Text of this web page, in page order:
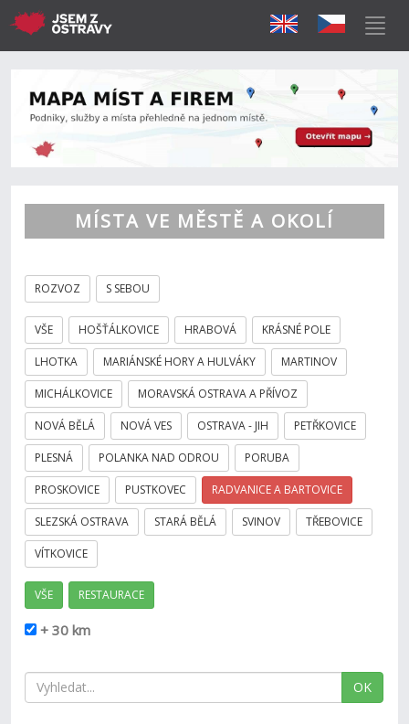
MÍSTA VE MĚSTĚ A OKOLÍ
ROZVOZ S SEBOU
VŠE HOŠŤÁLKOVICE HRABOVÁ KRÁSNÉ POLE
LHOTKA MARIÁNSKÉ HORY A HULVÁKY MARTINOV
MICHÁLKOVICE MORAVSKÁ OSTRAVA A PŘÍVOZ
NOVÁ BĚLÁ NOVÁ VES OSTRAVA - JIH PETŘKOVICE
PLESNÁ POLANKA NAD ODROU PORUBA
PROSKOVICE PUSTKOVEC RADVANICE A BARTOVICE
SLEZSKÁ OSTRAVA STARÁ BĚLÁ SVINOV TŘEBOVICE
VÍTKOVICE
VŠE RESTAURACE
+ 30 km
OK